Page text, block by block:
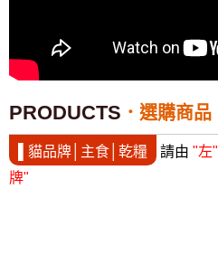
PRODUCTS 選購商品
▌貓品牌│主食│乾糧 請由 "左"
牌"